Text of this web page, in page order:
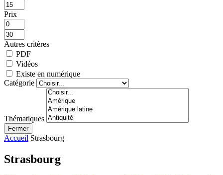
Prix
Autres critères
PDF
Vidéos
Existe en numérique
Catégorie
Thématiques
Fermer
Accueil Strasbourg
Strasbourg